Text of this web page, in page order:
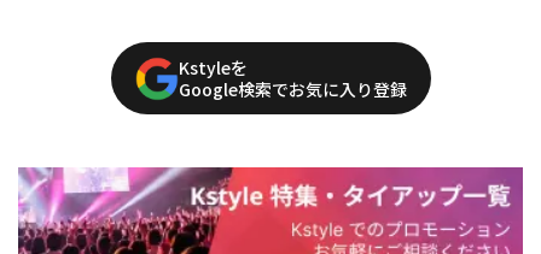
Kstyleを
Google検索でお気に入り登録